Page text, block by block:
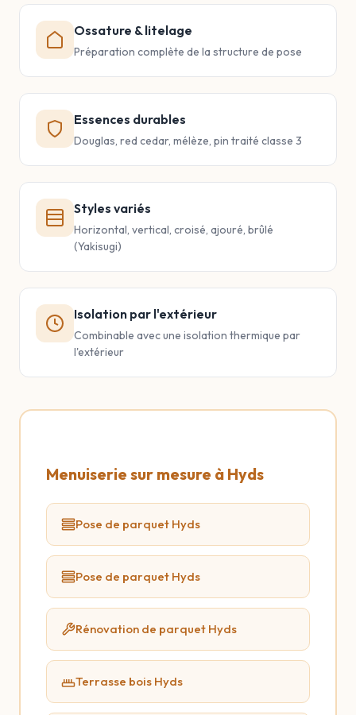
Ossature & litelage
Préparation complète de la structure de pose
Essences durables
Douglas, red cedar, mélèze, pin traité classe 3
Styles variés
Horizontal, vertical, croisé, ajouré, brûlé
(Yakisugi)
Isolation par l'extérieur
Combinable avec une isolation thermique par
l'extérieur
Menuiserie sur mesure à Hyds
Pose de parquet Hyds
Pose de parquet Hyds
Rénovation de parquet Hyds
Terrasse bois Hyds